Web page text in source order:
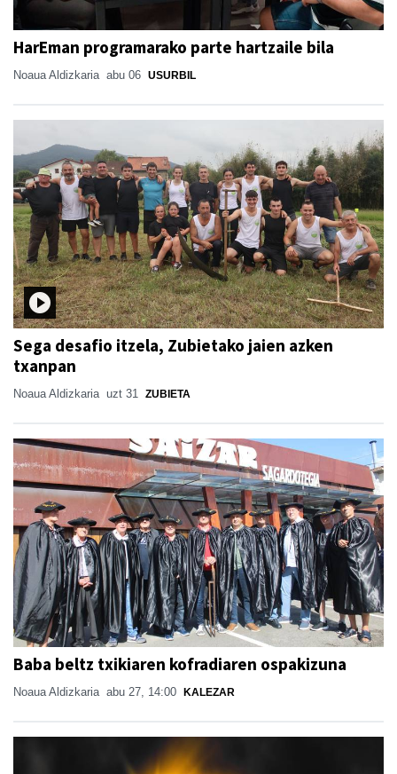
HarEman programarako parte hartzaile bila
Noaua Aldizkaria abu 06 USURBIL
Sega desafio itzela, Zubietako jaien azken
txanpan
Noaua Aldizkaria uzt 31 ZUBIETA
Baba beltz txikiaren kofradiaren ospakizuna
Noaua Aldizkaria abu 27, 14:00 KALEZAR